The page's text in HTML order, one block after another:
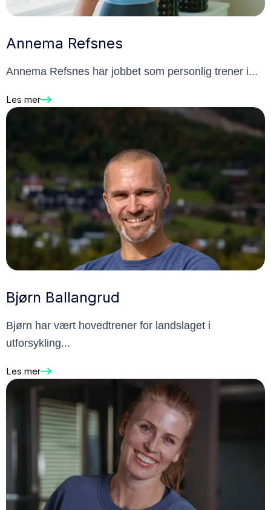
Annema Refsnes
Annema Refsnes har jobbet som personlig trener i...
Les mer
Bjørn Ballangrud
Bjørn har vært hovedtrener for landslaget i
utforsykling...
Les mer